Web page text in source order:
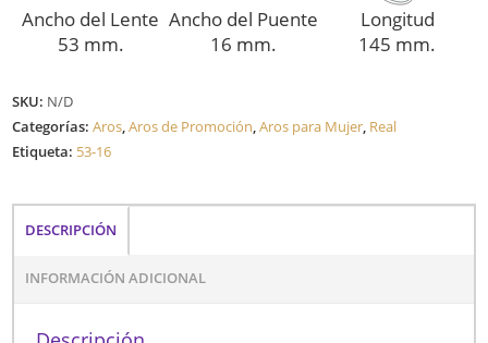
Ancho del Lente
53 mm.
Ancho del Puente
16 mm.
Longitud
145 mm.
SKU: N/D
Categorías:Aros,Aros de Promoción,Aros para Mujer, Real
Etiqueta: 53-16
DESCRIPCIÓN
INFORMACIÓN ADICIONAL